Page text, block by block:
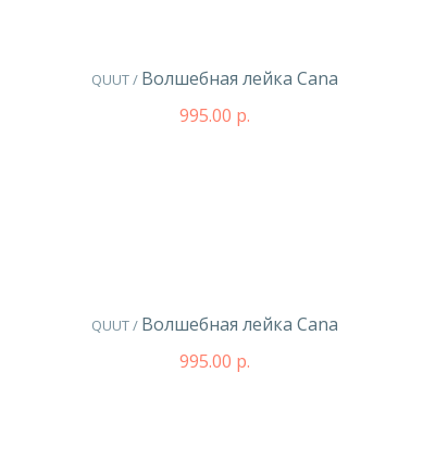
QUUT / Волшебная лейка Cana
995.00 р.
QUUT / Волшебная лейка Cana
995.00 р.